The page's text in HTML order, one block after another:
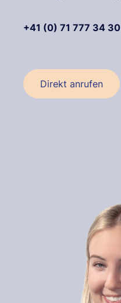
+41 (0) 71 777 34 30
Direkt anrufen